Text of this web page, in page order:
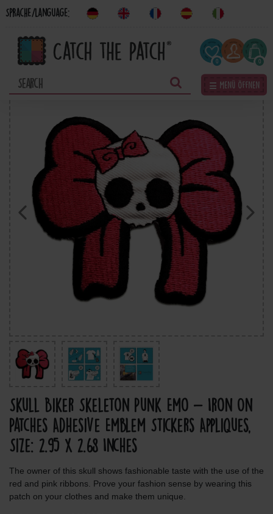
Sprache/Language:
0
☰ Menü öffnen
Skull Biker Skeleton Punk Emo - Iron On
Patches Adhesive Emblem Stickers Appliques,
Size: 2.95 x 2.68 Inches
The owner of this skull shows fashionable taste with the use of the
red and pink ribbons. Prove your fashion sense by wearing this
patch on your clothes and make them unique.